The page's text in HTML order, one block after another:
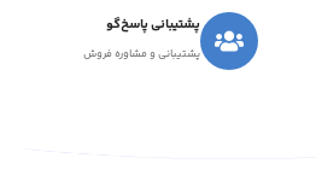
پشتیبانی پاسخ‌گو
پشتیبانی و مشاوره فروش